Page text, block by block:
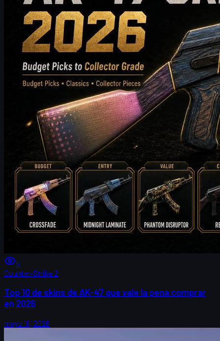
5
Counter-Strike 2
Top 10 de skins de AK-47 que vale la pena comprar
en 2026
mayo 19, 2026